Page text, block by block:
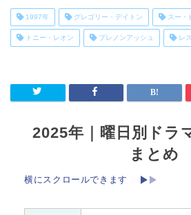
1997年 グレゴリー・デイトン スー・
トニー・レオン プレノンアッシュ レ
2025年｜曜日別ドラ
まとめ
横にスクロールできます